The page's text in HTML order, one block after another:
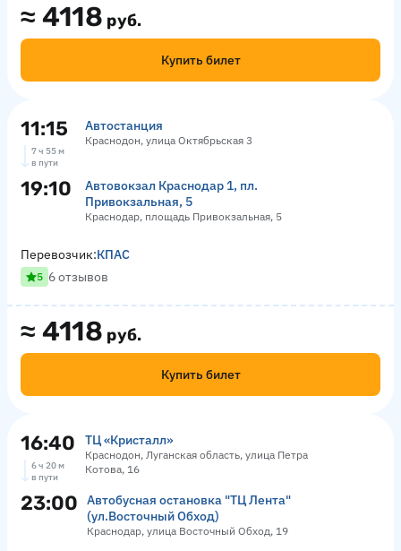
≈ 4118 руб.
Купить билет
11:15 Автостанция
Краснодон, улица Октябрьская 3
7 ч 55 м
в пути
19:10
Автовокзал Краснодар 1, пл.
Привокзальная, 5
Краснодар, площадь Привокзальная, 5
≈ 4118 руб.
Купить билет
Перевозчик:КПАС
5 6 отзывов
16:40 ТЦ «‎Кристалл»
Краснодон, Луганская область, улица Петра
Котова, 16
6 ч 20 м
в пути
23:00
Автобусная остановка "ТЦ Лента"
(ул.Восточный Обход)
Краснодар, улица Восточный Обход, 19